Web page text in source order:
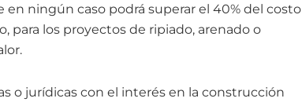
ningún caso podrá superar el 40% del costo
para los proyectos de ripiado, arenado o
o jurídicas con el interés en la construcción